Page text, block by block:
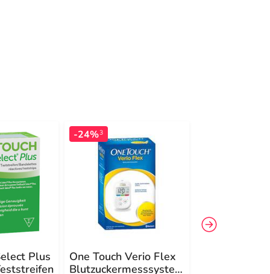
Plus
-24%3
One Touch Verio Flex
Blutzuckermesssystem